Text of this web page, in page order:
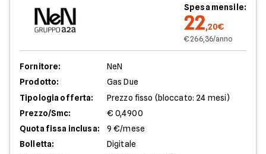
Spesa mensile:
22,20€
€ 266,36/anno
Fornitore:
NeN
Prodotto:
Gas Due
Tipologia offerta:
Prezzo fisso (bloccato: 24 mesi)
Prezzo/Smc:
€ 0,4900
Quota fissa inclusa:
9 €/mese
Bolletta:
Digitale